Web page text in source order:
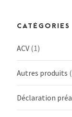
ACV (1)
Autres produits
Déclaration